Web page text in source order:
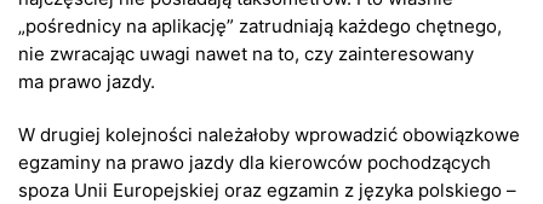
„pośrednicy na aplikację” zatrudniają każdego chętnego,
nie zwracając uwagi nawet na to, czy zainteresowany
ma prawo jazdy.
W drugiej kolejności należałoby wprowadzić obowiązkowe
egzaminy na prawo jazdy dla kierowców pochodzących
spoza Unii Europejskiej oraz egzamin z języka polskiego –